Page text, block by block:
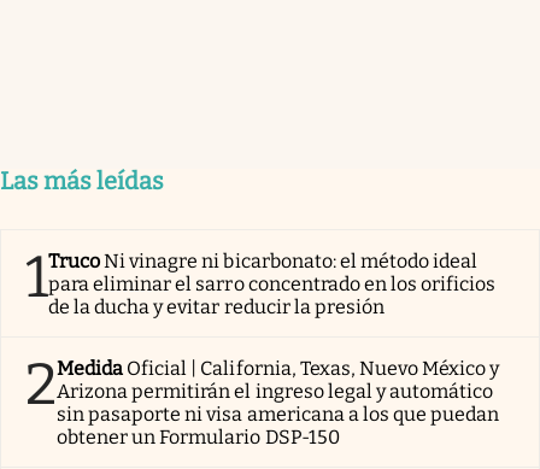
Las más leídas
1TrucoNi vinagre ni bicarbonato: el método ideal
para eliminar el sarro concentrado en los orificios
de la ducha y evitar reducir la presión
2Medida Oficial | California, Texas, Nuevo México y
Arizona permitirán el ingreso legal y automático
sin pasaporte ni visa americana a los que puedan
obtener un Formulario DSP-150